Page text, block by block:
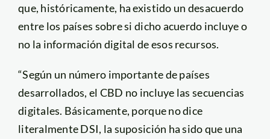
que, históricamente, ha existido un desacuerdo
entre los países sobre si dicho acuerdo incluye o
no la información digital de esos recursos.
“Según un número importante de países
desarrollados, el CBD no incluye las secuencias
digitales. Básicamente, porque no dice
literalmente DSI, la suposición ha sido que una